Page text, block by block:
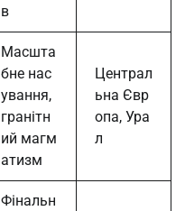
в
Масшта
бне нас
ування,
гранітн
ий магм
атизм
Централ
ьна Євр
опа, Ура
л
Фінальн